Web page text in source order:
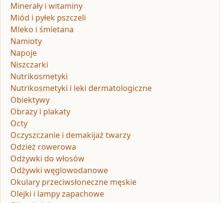
Minerały i witaminy
Miód i pyłek pszczeli
Mleko i śmietana
Namioty
Napoje
Niszczarki
Nutrikosmetyki
Nutrikosmetyki i leki dermatologiczne
Obiektywy
Obrazy i plakaty
Octy
Oczyszczanie i demakijaż twarzy
Odzież rowerowa
Odżywki do włosów
Odżywki węglowodanowe
Okulary przeciwsłoneczne męskie
Olejki i lampy zapachowe